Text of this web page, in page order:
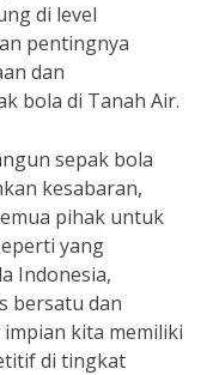
di level
pentingnya
dan
bola di Tanah Air.
sepak bola
kesabaran,
pihak untuk
yang
Indonesia,
bersatu dan
kita memiliki
di tingkat